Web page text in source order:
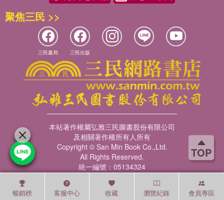
TOP
暢銷榜 客服中心 收藏 瀏覽紀錄 會員專區
聚焦三民 >>
三民書局 三民出版
本站著作權屬弘雅三民圖書股份有限公司
及相關著作權所有人所有
Copyright © San Min Book Co.,Ltd.
All Rights Reserved.
統一編號：05134324